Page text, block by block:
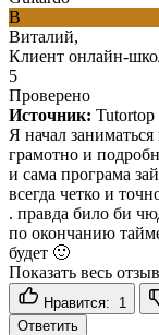
В
Виталий,
Клиент онлайн-
5
Проверено
Источник: Tutortop
Я начал
грамотно и
и сама програма
всегда четко и
. правда било би
по окончанию
будет 🙂
Показать весь отзыв
Нравится: 1
Ответить